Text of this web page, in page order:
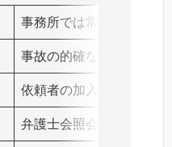
事務所では常時、数百件
事故の的確な調査、調査
依頼者の加入する損害保
弁護士会照会を行い（防